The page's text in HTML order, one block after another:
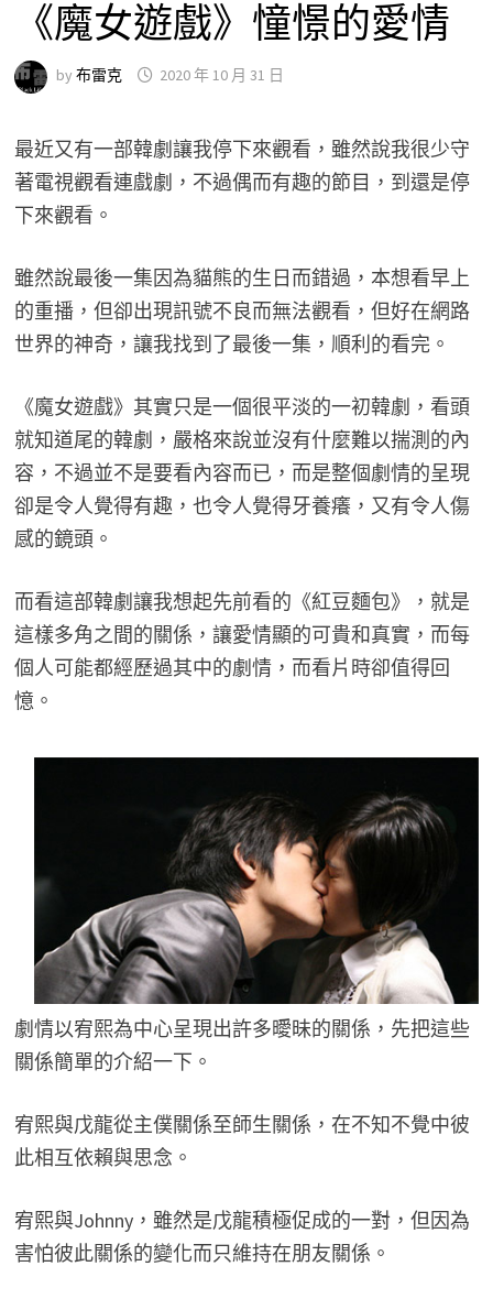
《魔女遊戲》憧憬的愛情
by 布雷克 2020 年 10 月 31 日
最近又有一部韓劇讓我停下來觀看，雖然說我很少守
著電視觀看連戲劇，不過偶而有趣的節目，到還是停
下來觀看。
雖然說最後一集因為貓熊的生日而錯過，本想看早上
的重播，但卻出現訊號不良而無法觀看，但好在網路
世界的神奇，讓我找到了最後一集，順利的看完。
《魔女遊戲》其實只是一個很平淡的一初韓劇，看頭
就知道尾的韓劇，嚴格來說並沒有什麼難以揣測的內
容，不過並不是要看內容而已，而是整個劇情的呈現
卻是令人覺得有趣，也令人覺得牙養癢，又有令人傷
感的鏡頭。
而看這部韓劇讓我想起先前看的《紅豆麵包》，就是
這樣多角之間的關係，讓愛情顯的可貴和真實，而每
個人可能都經歷過其中的劇情，而看片時卻值得回
憶。
劇情以宥熙為中心呈現出許多曖昧的關係，先把這些
關係簡單的介紹一下。
宥熙與戊龍從主僕關係至師生關係，在不知不覺中彼
此相互依賴與思念。
宥熙與Johnny，雖然是戊龍積極促成的一對，但因為
害怕彼此關係的變化而只維持在朋友關係。